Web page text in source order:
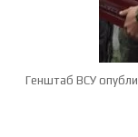
Генштаб ВСУ